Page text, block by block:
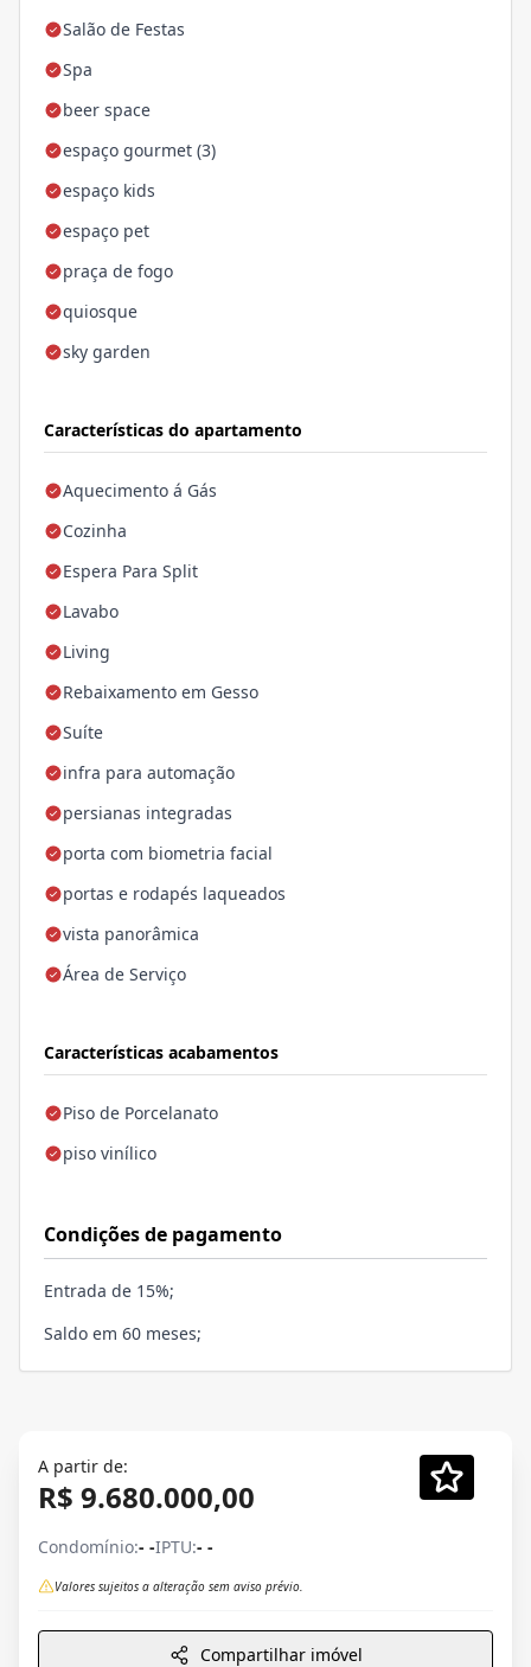
Salão de Festas
Spa
beer space
espaço gourmet (3)
espaço kids
espaço pet
praça de fogo
quiosque
sky garden
Características do apartamento
Aquecimento á Gás
Cozinha
Espera Para Split
Lavabo
Living
Rebaixamento em Gesso
Suíte
infra para automação
persianas integradas
porta com biometria facial
portas e rodapés laqueados
vista panorâmica
Área de Serviço
Características acabamentos
Piso de Porcelanato
piso vinílico
Condições de pagamento
Entrada de 15%;
Saldo em 60 meses;
A partir de:
R$ 9.680.000,00
Condomínio:- -IPTU:- -
Valores sujeitos a alteração sem aviso prévio.
Compartilhar imóvel